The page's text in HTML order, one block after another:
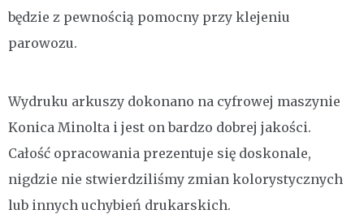
będzie z pewnością pomocny przy klejeniu
parowozu.
Wydruku arkuszy dokonano na cyfrowej maszynie
Konica Minolta i jest on bardzo dobrej jakości.
Całość opracowania prezentuje się doskonale,
nigdzie nie stwierdziliśmy zmian kolorystycznych
lub innych uchybień drukarskich.